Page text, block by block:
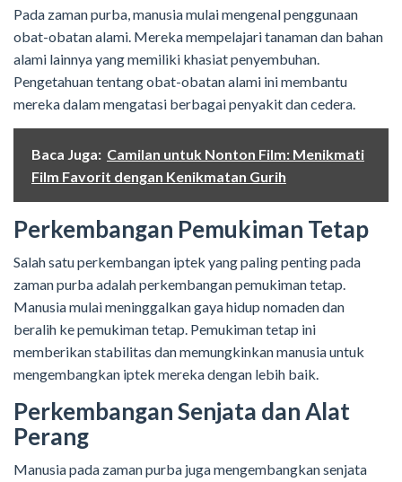
Pada zaman purba, manusia mulai mengenal penggunaan
obat-obatan alami. Mereka mempelajari tanaman dan bahan
alami lainnya yang memiliki khasiat penyembuhan.
Pengetahuan tentang obat-obatan alami ini membantu
mereka dalam mengatasi berbagai penyakit dan cedera.
Baca Juga: Camilan untuk Nonton Film: Menikmati
Film Favorit dengan Kenikmatan Gurih
Perkembangan Pemukiman Tetap
Salah satu perkembangan iptek yang paling penting pada
zaman purba adalah perkembangan pemukiman tetap.
Manusia mulai meninggalkan gaya hidup nomaden dan
beralih ke pemukiman tetap. Pemukiman tetap ini
memberikan stabilitas dan memungkinkan manusia untuk
mengembangkan iptek mereka dengan lebih baik.
Perkembangan Senjata dan Alat
Perang
Manusia pada zaman purba juga mengembangkan senjata